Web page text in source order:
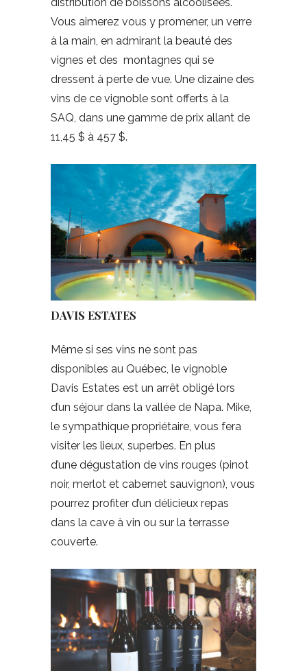
Vous aimerez vous y promener, un verre
à la main, en admirant la beauté des
vignes et des montagnes qui se
dressent à perte de vue. Une dizaine des
vins de ce vignoble sont offerts à la
SAQ, dans une gamme de prix allant de
11,45 $ à 457 $.
DAVIS ESTATES
Même si ses vins ne sont pas
disponibles au Québec, le vignoble
Davis Estates est un arrêt obligé lors
d’un séjour dans la vallée de Napa. Mike,
le sympathique propriétaire, vous fera
visiter les lieux, superbes. En plus
d’une dégustation de vins rouges (pinot
noir, merlot et cabernet sauvignon), vous
pourrez profiter d’un délicieux repas
dans la cave à vin ou sur la terrasse
couverte.